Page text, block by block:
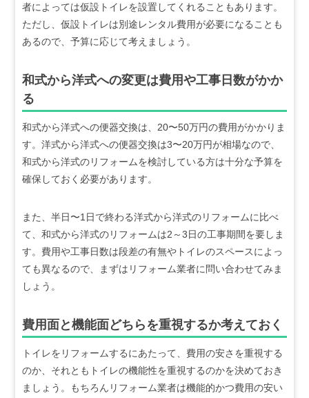
者によっては仮設トイレを設置してくれることもあります。
ただし、仮設トイレは別途レンタル費用が必要になることも
あるので、予算に応じて考えましょう。
和式から洋式への変更は費用や工事日数がかか
る
和式から洋式への便器交換は、20〜50万円の費用がかかりま
す。洋式から洋式への便器交換は3〜20万円が相場なので、
和式から洋式のリフォームを検討している方は十分な予算を
確保しておく必要があります。
また、半日〜1日で終わる洋式から洋式のリフォームに比べ
て、和式から洋式のリフォームは2～3日の工事期間を要しま
す。費用や工事日数は段差の有無やトイレのスペースによっ
ても異なるので、まずはリフォーム業者に問い合わせてみま
しょう。
費用面と機能面どちらを重視するか考えておく
トイレをリフォームするにあたって、費用の安さを重視する
のか、それともトイレの機能性を重視するのかを決めておき
ましょう。もちろんリフォーム業者は機能的かつ費用の安い